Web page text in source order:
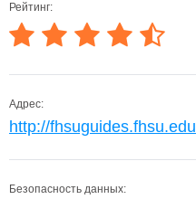
Рейтинг:
Адрес:
http://fhsuguides.fhsu.edu
Безопасность данных: